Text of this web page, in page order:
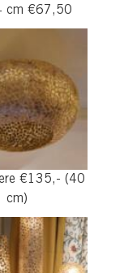
cm €67,50
€135,- (40
cm)